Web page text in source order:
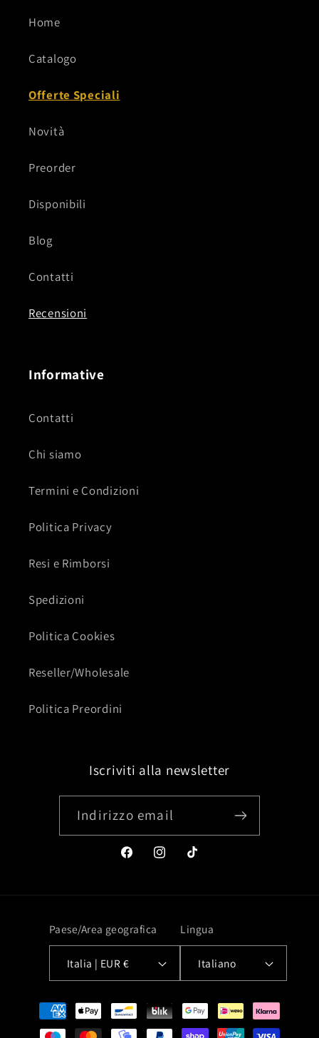
Home
Catalogo
Offerte Speciali
Novità
Preorder
Disponibili
Blog
Contatti
Recensioni
Informative
Contatti
Chi siamo
Termini e Condizioni
Politica Privacy
Resi e Rimborsi
Spedizioni
Politica Cookies
Reseller/Wholesale
Politica Preordini
Iscriviti alla newsletter
Indirizzo email
FacebookInstagramTikTok
Paese/Area geografica
Italia | EUR €
Lingua
Italiano
Metodi
di